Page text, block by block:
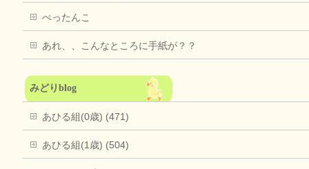
ぺったんこ
あれ、、こんなところに手紙が？？
みどりblog
あひる組(0歳) (471)
あひる組(1歳) (504)